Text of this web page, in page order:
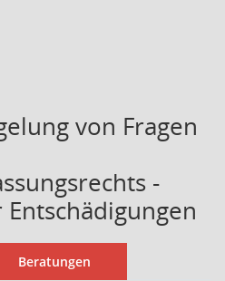
von Fragen
-
Beratungen